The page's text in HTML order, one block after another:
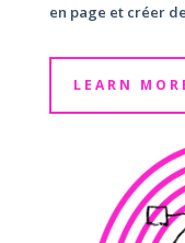
en page et créer
LEARN